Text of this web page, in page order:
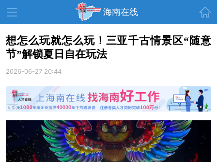
海南在线
资讯中心 热点 旅游
教育 健康 房产
生活 演出 活动
展会 走读海南 周末去哪儿
想怎么玩就怎么玩！三亚千古情景区“随意
节”解锁夏日自在玩法
2026-06-27 20:44